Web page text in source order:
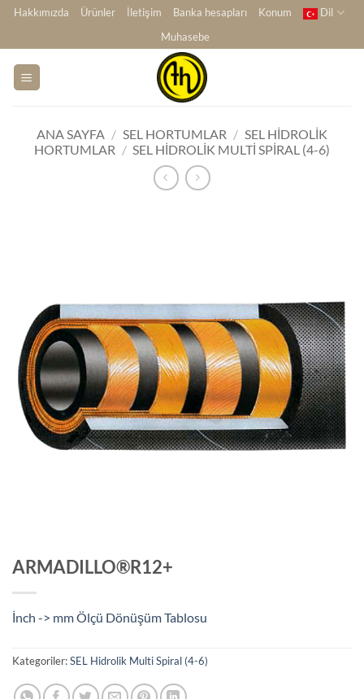
İçeriğe
Hakkımızda Ürünler İletişim Banka hesapları Konum
Dil
Muhasebe
ANA SAYFA / SEL HORTUMLAR / SEL HIDROLIK
HORTUMLAR / SEL HIDROLIK MULTI SPIRAL (4-6)
ARMADILLO®R12+
İnch -> mm Ölçü Dönüşüm Tablosu
Kategoriler:SEL Hidrolik Multi Spiral (4-6)